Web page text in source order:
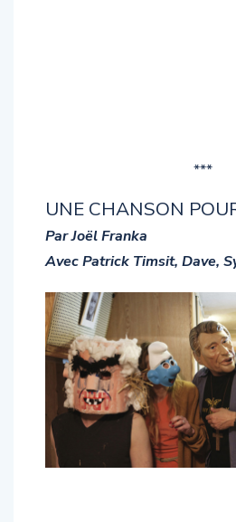
***
UNE CHANSON
Par Joël Franka
Avec Patrick Timsit, Dave,